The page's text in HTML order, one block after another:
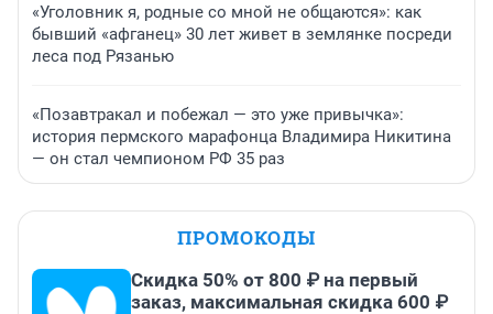
«Уголовник я, родные со мной не общаются»: как
бывший «афганец» 30 лет живет в землянке посреди
леса под Рязанью
«Позавтракал и побежал — это уже привычка»:
история пермского марафонца Владимира Никитина
— он стал чемпионом РФ 35 раз
ПРОМОКОДЫ
Скидка 50% от 800 ₽ на первый
заказ, максимальная скидка 600 ₽